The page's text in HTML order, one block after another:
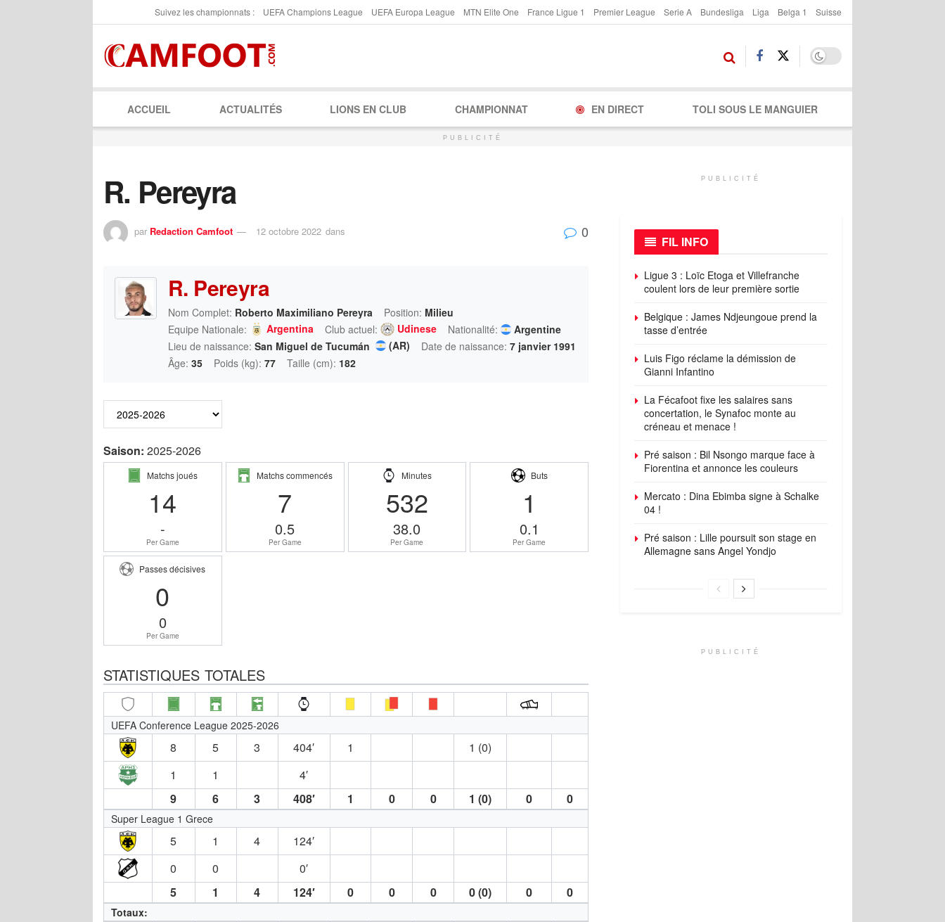
Suivez les championnats : UEFA Champions League UEFA Europa League MTN Elite One France Ligue 1 Premier League Serie A Bundesliga Liga Belga 1 Suisse
ACCUEIL ACTUALITÉS LIONS EN CLUB CHAMPIONNAT EN DIRECT TOLI SOUS LE MANGUIER
PUBLICITÉ
R. Pereyra
par Redaction Camfoot 12 octobre 2022 dans 0
R. Pereyra
Nom Complet: Roberto Maximiliano Pereyra Position: Milieu
Equipe Nationale:
Argentina Club actuel: Udinese Nationalité:
Argentine
Lieu de naissance: San Miguel de Tucumán (AR) Date de naissance: 7 janvier 1991
Âge: 35 Poids (kg): 77 Taille (cm): 182
Saison: 2025-2026
Matchs joués
14
-
Per Game
Matchs commencés
7
0.5
Per Game
Minutes
532
38.0
Per Game
Buts
1
0.1
Per Game
Passes décisives
0
0
Per Game
STATISTIQUES TOTALES
UEFA Conference League 2025-2026
8 5 3 404′ 1
1 (0)
1
1
4′
9
6 3 408′ 1 0 0 1 (0) 0 0
Super League 1 Grece
5 1 4
124′
0
0
0′
5
1 4 124′ 0 0 0 0 (0) 0 0
Totaux:
PUBLICITÉ
FIL INFO
Ligue 3 : Loïc Etoga et Villefranche
coulent lors de leur première sortie
Belgique : James Ndjeungoue prend la
tasse d’entrée
Luis Figo réclame la démission de
Gianni Infantino
La Fécafoot fixe les salaires sans
concertation, le Synafoc monte au
créneau et menace !
Pré saison : Bil Nsongo marque face à
Fiorentina et annonce les couleurs
Mercato : Dina Ebimba signe à Schalke
04 !
Pré saison : Lille poursuit son stage en
Allemagne sans Angel Yondjo
PUBLICITÉ